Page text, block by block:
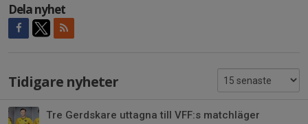
Dela nyhet
Tidigare nyheter
Tre Gerdskare uttagna till VFF:s matchläger